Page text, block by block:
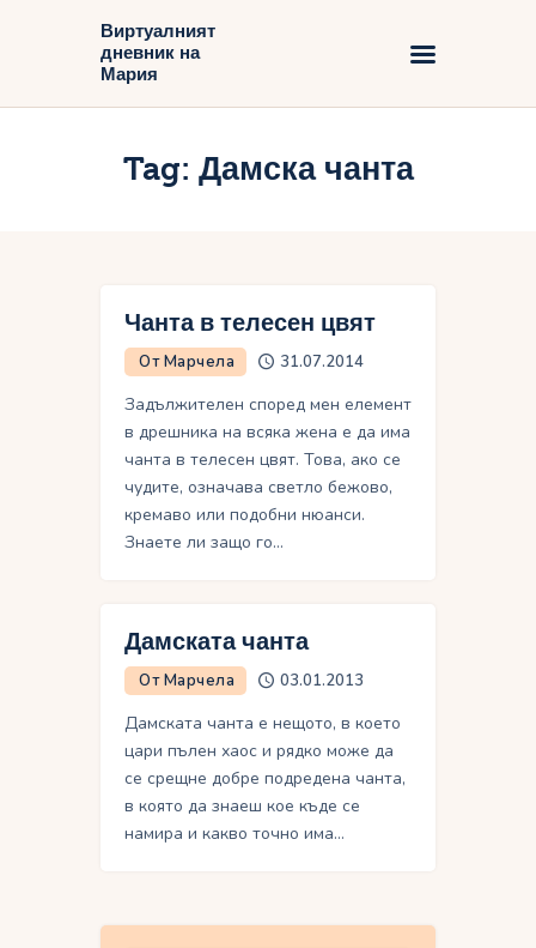
Виртуалният
дневник на
Мария
Tag: Дамска чанта
Виртуалният дневник на Мария
Блог
Чанта в телесен цвят
От Марчела 31.07.2014
Задължителен според мен елемент
в дрешника на всяка жена е да има
чанта в телесен цвят. Това, ако се
чудите, означава светло бежово,
кремаво или подобни нюанси.
Знаете ли защо го…
Дамската чанта
От Марчела 03.01.2013
Дамската чанта е нещото, в което
цари пълен хаос и рядко може да
се срещне добре подредена чанта,
в която да знаеш кое къде се
намира и какво точно има…